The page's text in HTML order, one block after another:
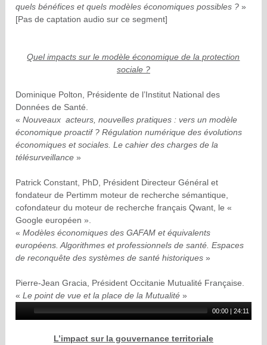
quels bénéfices et quels modèles économiques possibles ? »
[Pas de captation audio sur ce segment]
Quel impacts sur le modèle économique de la protection
sociale ?
Dominique Polton, Présidente de l’Institut National des
Données de Santé.
«Nouveaux acteurs, nouvelles pratiques : vers un modèle
économique proactif ? Régulation numérique des évolutions
économiques et sociales. Le cahier des charges de la
télésurveillance »
Patrick Constant, PhD, Président Directeur Général et
fondateur de Pertimm moteur de recherche sémantique,
cofondateur du moteur de recherche français Qwant, le «
Google européen ».
«Modèles économiques des GAFAM et équivalents
européens. Algorithmes et professionnels de santé. Espaces
de reconquête des systèmes de santé historiques »
Pierre-Jean Gracia, Président Occitanie Mutualité Française.
«Le point de vue et la place de la Mutualité »
00:00 |24:11
L’impact sur la gouvernance territoriale